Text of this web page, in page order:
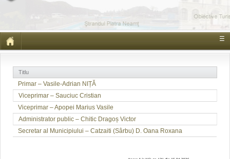
☰
Titlu
Primar – Vasile-Adrian NIȚĂ
Viceprimar – Sauciuc Cristian
Viceprimar – Apopei Marius Vasile
Administrator public – Chitic Dragoș Victor
Secretar al Municipiului – Catzaiti (Sârbu) D. Oana Roxana